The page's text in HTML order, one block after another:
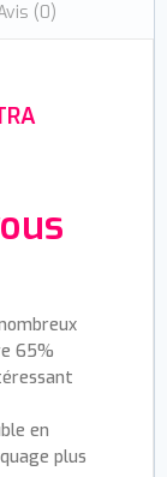
(0)
65%
en
plus